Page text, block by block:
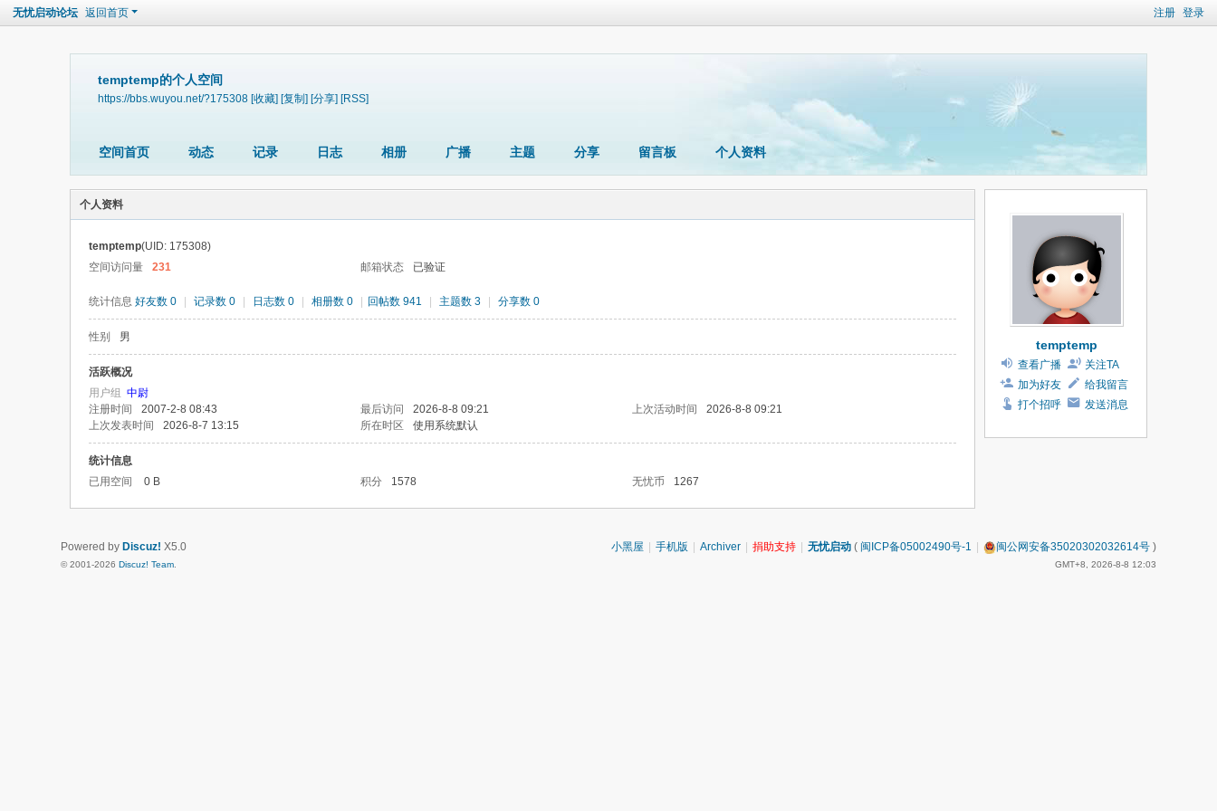
注册 登录
无忧启动论坛 返回首页
temptemp的个人空间
https://bbs.wuyou.net/?175308 [收藏] [复制] [分享] [RSS]
空间首页 动态 记录 日志 相册 广播 主题 分享 留言板 个人资料
个人资料
temptemp(UID: 175308)
空间访问量
231 邮箱状态 已验证
统计信息 好友数 0 记录数 0 日志数 0 相册数 0 回帖数 941 主题数 3 分享数 0
性别 男
活跃概况
用户组 中尉
注册时间
2007-2-8 08:43 最后访问 2026-8-8 09:21 上次活动时间
2026-8-8 09:21
上次发表时间
2026-8-7 13:15 所在时区 使用系统默认
统计信息
已用空间
0 B 积分 1578 无忧币 1267
temptemp
查看广播
关注TA
加为好友
给我留言
打个招呼
发送消息
小黑屋 手机版 Archiver 捐助支持 无忧启动 ( 闽ICP备05002490号-1 闽公网安备35020302032614号 )
GMT+8, 2026-8-8 12:03
Powered by Discuz! X5.0
© 2001-2026 Discuz! Team